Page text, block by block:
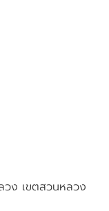
ง เขตสวนหลวง